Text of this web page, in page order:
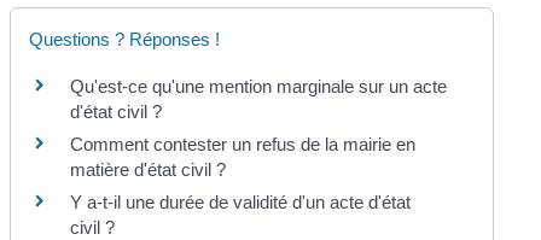
Questions ? Réponses !
Qu'est-ce qu'une mention marginale sur un acte
d'état civil ?
Comment contester un refus de la mairie en
matière d'état civil ?
Y a-t-il une durée de validité d'un acte d'état
civil ?